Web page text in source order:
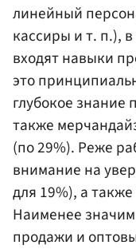
линейный
кассиры и т. п.),
входят навыки
это
глубокое знание
также
(по 29%). Реже
внимание на
для 19%), а
Наименее
продажи и